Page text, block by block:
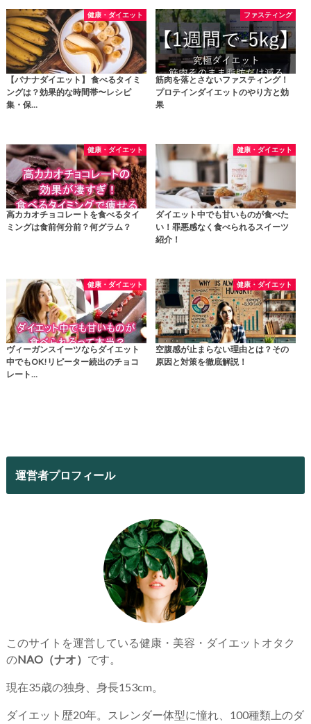
健康・ダイエット
【バナナダイエット】 食べるタイミ
ングは？効果的な時間帯〜レシピ
集・保…
ファスティング
筋肉を落とさないファスティング！
プロテインダイエットのやり方と効
果
健康・ダイエット
高カカオチョコレートを食べるタイ
ミングは食前何分前？何グラム？
健康・ダイエット
ダイエット中でも甘いものが食べた
い！罪悪感なく食べられるスイーツ
紹介！
健康・ダイエット
ヴィーガンスイーツならダイエット
中でもOK!リピーター続出のチョコ
レート…
健康・ダイエット
空腹感が止まらない理由とは？その
原因と対策を徹底解説！
運営者プロフィール
このサイトを運営している健康・美容・ダイエットオタク
のNAO（ナオ） です。
現在35歳の独身、身長153cm。
ダイエット歴20年。スレンダー体型に憧れ、100種類上のダ